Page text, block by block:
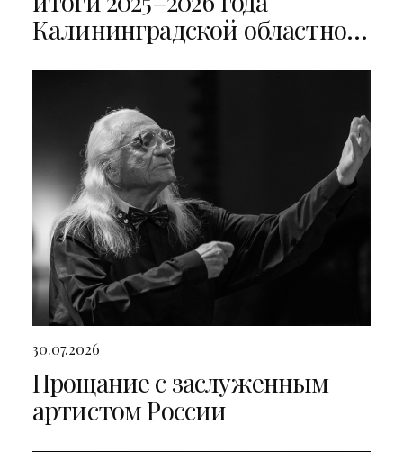
Калининградской областной
30.07.2026
Прощание с заслуженным
артистом России